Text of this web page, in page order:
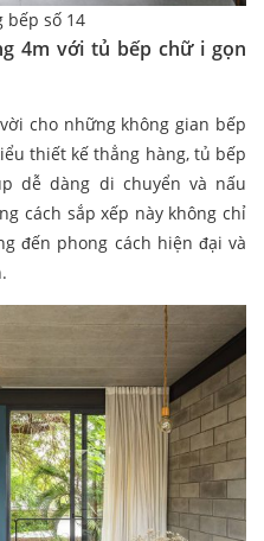
bếp số 14
4m với tủ bếp chữ i gọn
cho những không gian bếp
thiết kế thẳng hàng, tủ bếp
dễ dàng di chuyển và nấu
cách sắp xếp này không chỉ
đến phong cách hiện đại và